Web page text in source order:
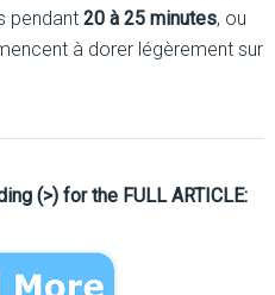
pendant 20 à 25 minutes, ou
à dorer légèrement sur
(>) for the FULL ARTICLE: